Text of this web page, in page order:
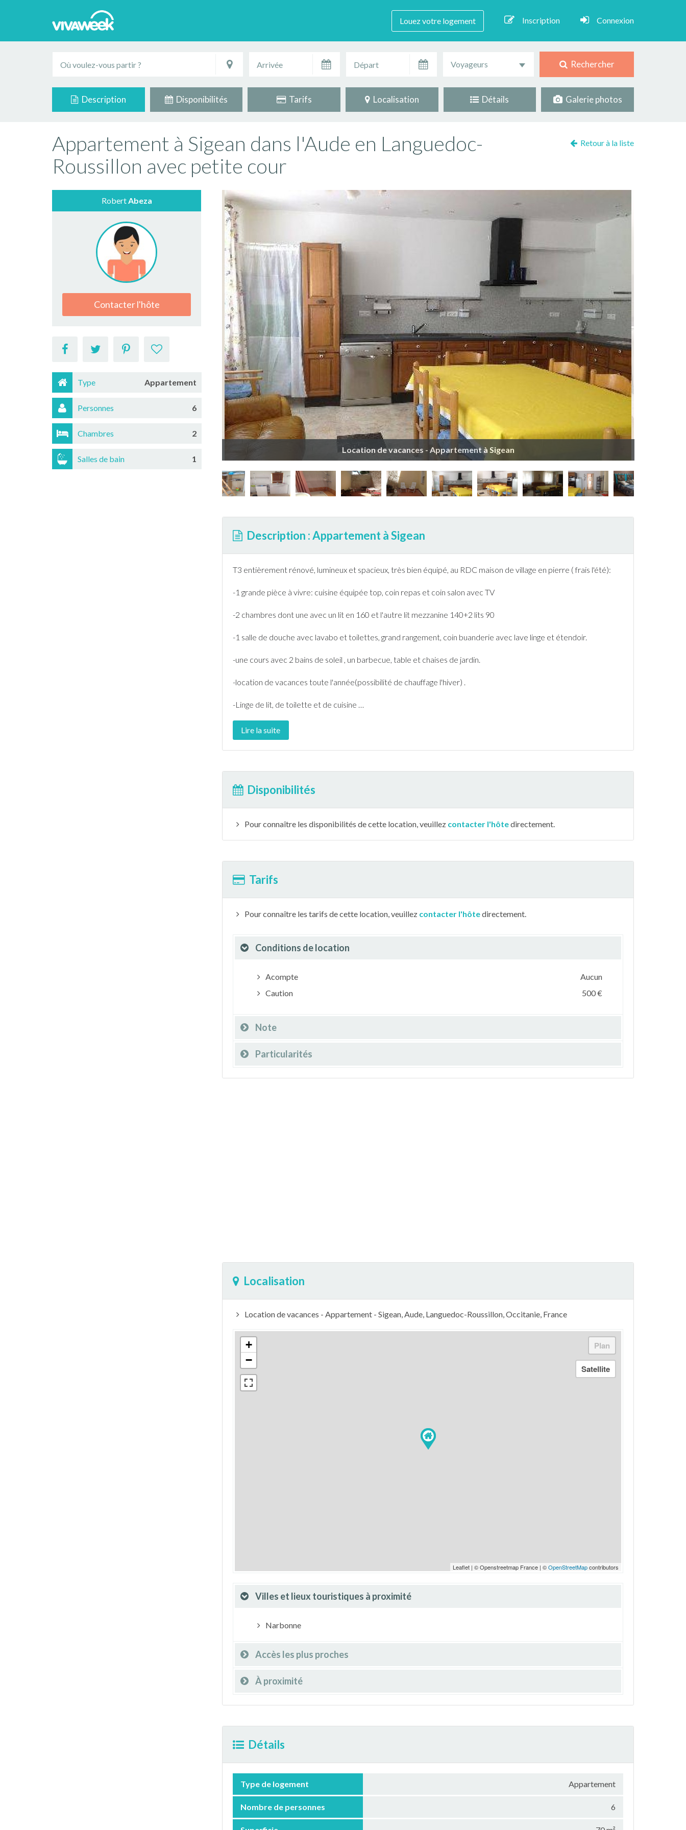
Louez votre logement Inscription Connexion
Voyageurs Rechercher
Description Disponibilités Tarifs Localisation Détails Galerie photos
Appartement à Sigean dans l'Aude en Languedoc-
Roussillon avec petite cour
Retour à la liste
RobertAbeza
Contacter l'hôte
Type Appartement
Personnes 6
Chambres 2
Salles de bain 1
Location de vacances - Appartement à Sigean
Description : Appartement à Sigean
T3 entièrement rénové, lumineux et spacieux, très bien équipé, au RDC maison de village en pierre ( frais l'été):
-1 grande pièce à vivre: cuisine équipée top, coin repas et coin salon avec TV
-2 chambres dont une avec un lit en 160 et l'autre lit mezzanine 140+2 lits 90
-1 salle de douche avec lavabo et toilettes, grand rangement, coin buanderie avec lave linge et étendoir.
-une cours avec 2 bains de soleil , un barbecue, table et chaises de jardin.
-location de vacances toute l'année(possibilité de chauffage l'hiver) .
-Linge de lit, de toilette et de cuisine …
Lire la suite
Disponibilités
Pour connaître les disponibilités de cette location, veuillez contacter l'hôtedirectement.
Tarifs
Pour connaître les tarifs de cette location, veuillez contacter l'hôtedirectement.
Conditions de location
Acompte
Aucun
Caution
500 €
Note
Particularités
Localisation
Location de vacances - Appartement - Sigean, Aude, Languedoc-Roussillon, Occitanie, France
+
−
Leaflet | © Openstreetmap France | ©OpenStreetMapcontributors
Villes et lieux touristiques à proximité
Narbonne
Accès les plus proches
À proximité
Détails
Type de logement Appartement
Nombre de personnes 6